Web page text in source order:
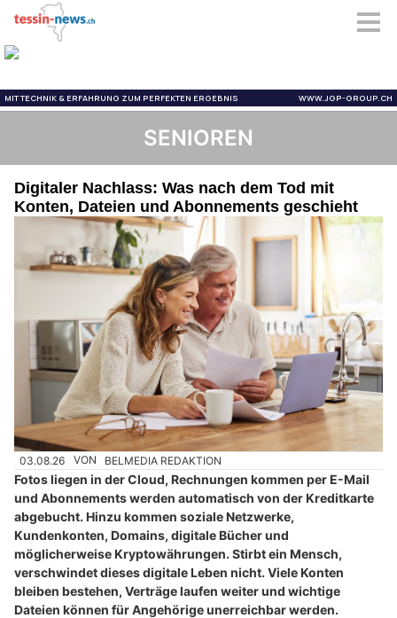
SENIOREN
Digitaler Nachlass: Was nach dem Tod mit
Konten, Dateien und Abonnements geschieht
03.08.26 VON BELMEDIA REDAKTION
Fotos liegen in der Cloud, Rechnungen kommen per E-Mail
und Abonnements werden automatisch von der Kreditkarte
abgebucht. Hinzu kommen soziale Netzwerke,
Kundenkonten, Domains, digitale Bücher und
möglicherweise Kryptowährungen. Stirbt ein Mensch,
verschwindet dieses digitale Leben nicht. Viele Konten
bleiben bestehen, Verträge laufen weiter und wichtige
Dateien können für Angehörige unerreichbar werden.